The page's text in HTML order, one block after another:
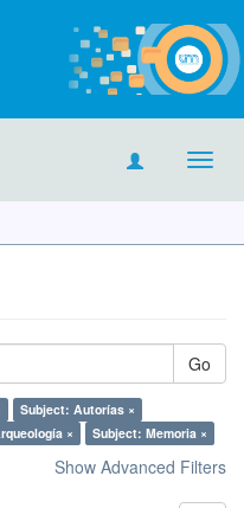
Go
Subject: Autorías ×
× Subject: Memoria ×
Show Advanced Filters